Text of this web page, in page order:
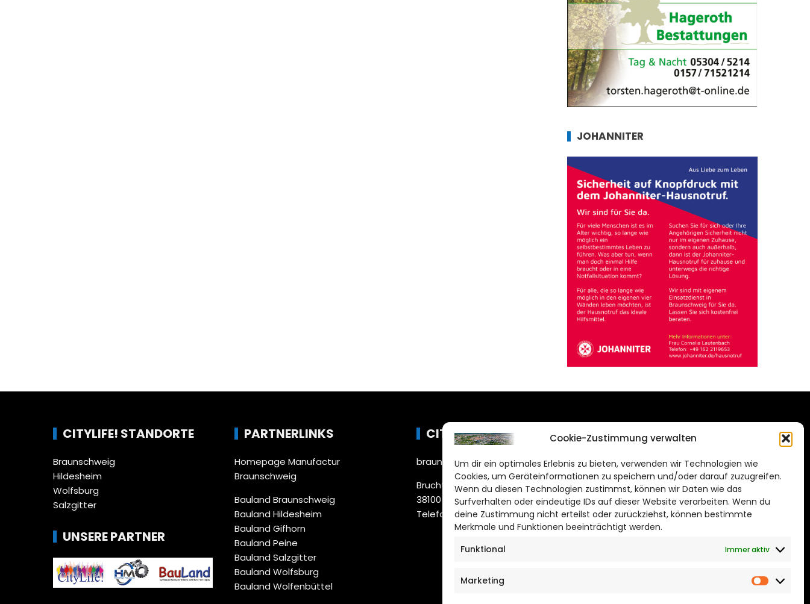
Cookie-Zustimmung verwalten
Um dir ein optimales Erlebnis zu bieten, verwenden wir Technologien wie
Cookies, um Geräteinformationen zu speichern und/oder darauf zuzugreifen.
Wenn du diesen Technologien zustimmst, können wir Daten wie das
Surfverhalten oder eindeutige IDs auf dieser Website verarbeiten. Wenn du
deine Zustimmung nicht erteilst oder zurückziehst, können bestimmte
Merkmale und Funktionen beeinträchtigt werden.
Funktional
Immer aktiv
Marketing
JOHANNITER
CITYLIFE! STANDORTE
Braunschweig
Hildesheim
Wolfsburg
Salzgitter
UNSERE PARTNER
PARTNERLINKS
Homepage Manufactur
Braunschweig
Bauland Braunschweig
Bauland Hildesheim
Bauland Gifhorn
Bauland Peine
Bauland Salzgitter
Bauland Wolfsburg
Bauland Wolfenbüttel
CITYLIFE!
braunschweig@citylifemedien.de
Bruchtorwall 12
38100 Braunschweig
Telefon: 0531 387220 – 65
DAS STADTMAGAZIN
FÜR BRAUNSCHWEIG
Impressum
Datenschutzerklärung
Cookie Richtlinie
CITYLIFE! BEI FACEBOOK